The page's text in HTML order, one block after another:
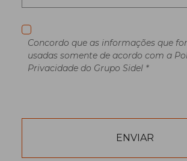
Concordo que as informações que
usadas somente de acordo com a
Privacidade do Grupo Sidel *